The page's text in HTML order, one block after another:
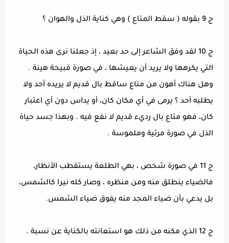
ج 9 بقوله ( سقط المتاع ) وهي كناية الذل والهوان ؟
ج 10 لقد وفق الشاعر إلى حد بعيد ، إذ جعلنا نرى هذه الحياة
التي يكرهها ولا يريد أن يعيشها ، في صورة قبيحة هينة .
وهل هناك أهون من متاع ساقط بال قديم لا يريده أحد ولا
يطلبه أحد ؟ يرمى في أي مكان كان، أو يداس دون أي اعتبار
كان، فهو متاع بال رديء قديم لا نفع فيه . وبهذا جسد حياة
الذل في صورة مرئية وملموسة .
ج 11 في صورة شخص ، بهي الطلعة يستقطب الأنظار،
فالضياء ينطلق منه ومن منظره ، وصار كله نيرا كالشمس،
بل يدعي بأن ضياء المجد منه يفوق ضياء الشمس.
ج 12 الذي مكنه من ذلك هو استعانته بالكناية عن نسبة .